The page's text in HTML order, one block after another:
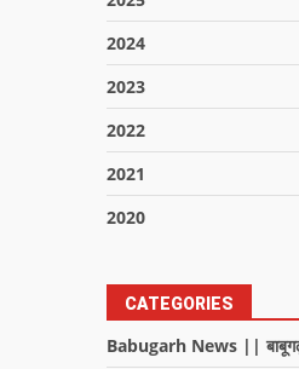
2024
2023
2022
2021
2020
CATEGORIES
Babugarh News ||